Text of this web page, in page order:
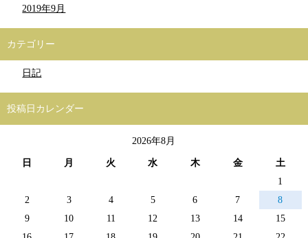
2019年9月
カテゴリー
日記
投稿日カレンダー
2026年8月
日 月 火 水 木 金
土
1
2
3 4 5 6 7
8
9
10 11 12 13 14
15